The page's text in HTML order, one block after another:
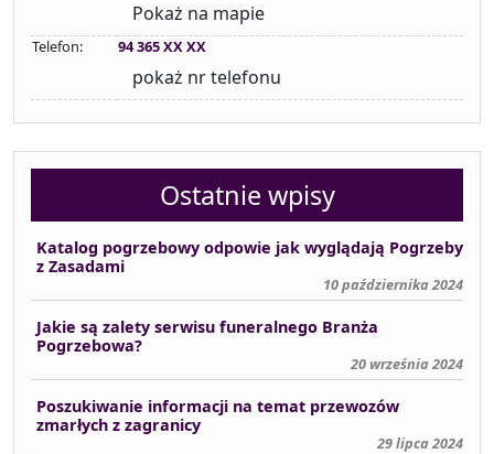
Pokaż na mapie
Telefon: 94 365 XX XX
pokaż nr telefonu
Ostatnie wpisy
Katalog pogrzebowy odpowie jak wyglądają Pogrzeby
z Zasadami
10 października 2024
Jakie są zalety serwisu funeralnego Branża
Pogrzebowa?
20 września 2024
Poszukiwanie informacji na temat przewozów
zmarłych z zagranicy
29 lipca 2024